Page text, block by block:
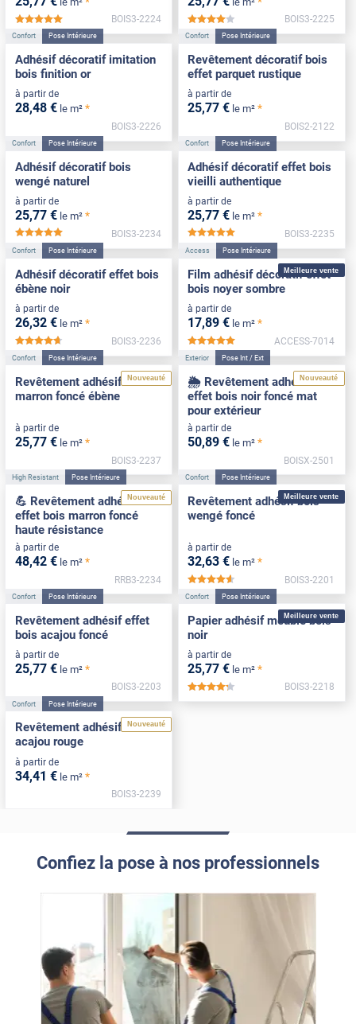
*****
BOIS3-2224
*****
BOIS3-2225
Confort Pose Intérieure
Adhésif décoratif imitation
bois finition or
à partir de
28,48 € le m² *
BOIS3-2226
Confort Pose Intérieure
Revêtement décoratif bois
effet parquet rustique
à partir de
25,77 € le m² *
BOIS2-2122
Confort Pose Intérieure
Adhésif décoratif bois
wengé naturel
à partir de
25,77 € le m² *
*****
BOIS3-2234
Confort Pose Intérieure
Adhésif décoratif effet bois
vieilli authentique
à partir de
25,77 € le m² *
BOIS3-2235
Confort Pose Intérieure
Adhésif décoratif effet bois
ébène noir
à partir de
26,32 € le m² *
*****
BOIS3-2236
Meilleure vente
Access Pose Intérieure
Film adhésif décoratif effet
bois noyer sombre
à partir de
17,89 € le m² *
ACCESS-7014
Nouveauté
Confort Pose Intérieure
Revêtement adhésif bois
marron foncé ébène
à partir de
25,77 € le m² *
BOIS3-2237
Nouveauté
Exterior Pose Int / Ext
🌦️ Revêtement adhésif
effet bois noir foncé mat
pour extérieur
à partir de
50,89 € le m² *
BOISX-2501
Nouveauté
High Resistant Pose Intérieure
💪 Revêtement adhésif
effet bois marron foncé
haute résistance
à partir de
48,42 € le m² *
RRB3-2234
Meilleure vente
Confort Pose Intérieure
Revêtement adhésif bois
wengé foncé
à partir de
32,63 € le m² *
*****
BOIS3-2201
Confort Pose Intérieure
Revêtement adhésif effet
bois acajou foncé
à partir de
25,77 € le m² *
BOIS3-2203
Meilleure vente
Confort Pose Intérieure
Papier adhésif meuble bois
noir
à partir de
25,77 € le m² *
*****
BOIS3-2218
Nouveauté
Confort Pose Intérieure
Revêtement adhésif bois
acajou rouge
à partir de
34,41 € le m² *
BOIS3-2239
Confiez la pose à nos professionnels